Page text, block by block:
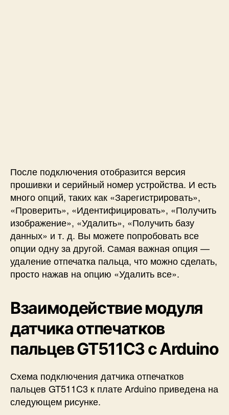
После подключения отобразится версия
прошивки и серийный номер устройства. И есть
много опций, таких как «Зарегистрировать»,
«Проверить», «Идентифицировать», «Получить
изображение», «Удалить», «Получить базу
данных» и т. д. Вы можете попробовать все
опции одну за другой. Самая важная опция —
удаление отпечатка пальца, что можно сделать,
просто нажав на опцию «Удалить все».
Взаимодействие модуля
датчика отпечатков
пальцев GT511C3 с Arduino
Схема подключения датчика отпечатков
пальцев GT511C3 к плате Arduino приведена на
следующем рисунке.